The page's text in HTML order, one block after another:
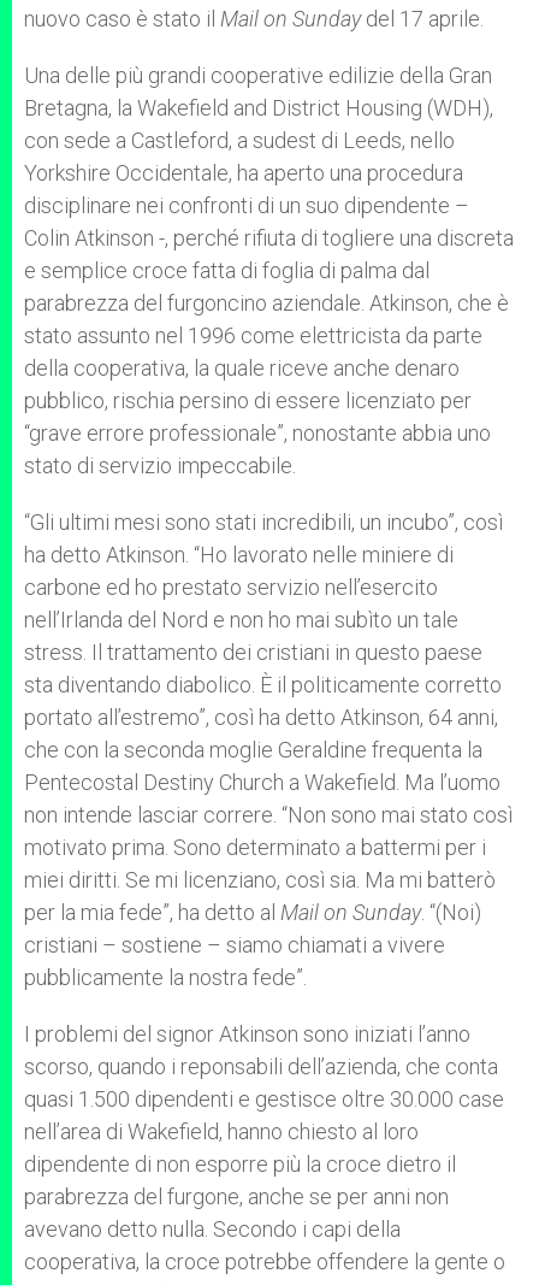
nuovo caso è stato il Mail on Sundaydel 17 aprile.
Una delle più grandi cooperative edilizie della Gran
Bretagna, la Wakefield and District Housing (WDH),
con sede a Castleford, a sudest di Leeds, nello
Yorkshire Occidentale, ha aperto una procedura
disciplinare nei confronti di un suo dipendente –
Colin Atkinson -, perché rifiuta di togliere una discreta
e semplice croce fatta di foglia di palma dal
parabrezza del furgoncino aziendale. Atkinson, che è
stato assunto nel 1996 come elettricista da parte
della cooperativa, la quale riceve anche denaro
pubblico, rischia persino di essere licenziato per
“grave errore professionale”, nonostante abbia uno
stato di servizio impeccabile.
“Gli ultimi mesi sono stati incredibili, un incubo”, così
ha detto Atkinson. “Ho lavorato nelle miniere di
carbone ed ho prestato servizio nell’esercito
nell’Irlanda del Nord e non ho mai subìto un tale
stress. Il trattamento dei cristiani in questo paese
sta diventando diabolico. È il politicamente corretto
portato all’estremo”, così ha detto Atkinson, 64 anni,
che con la seconda moglie Geraldine frequenta la
Pentecostal Destiny Church a Wakefield. Ma l’uomo
non intende lasciar correre. “Non sono mai stato così
motivato prima. Sono determinato a battermi per i
miei diritti. Se mi licenziano, così sia. Ma mi batterò
per la mia fede”, ha detto al Mail on Sunday. “(Noi)
cristiani – sostiene – siamo chiamati a vivere
pubblicamente la nostra fede”.
I problemi del signor Atkinson sono iniziati l’anno
scorso, quando i reponsabili dell’azienda, che conta
quasi 1.500 dipendenti e gestisce oltre 30.000 case
nell’area di Wakefield, hanno chiesto al loro
dipendente di non esporre più la croce dietro il
parabrezza del furgone, anche se per anni non
avevano detto nulla. Secondo i capi della
cooperativa, la croce potrebbe offendere la gente o